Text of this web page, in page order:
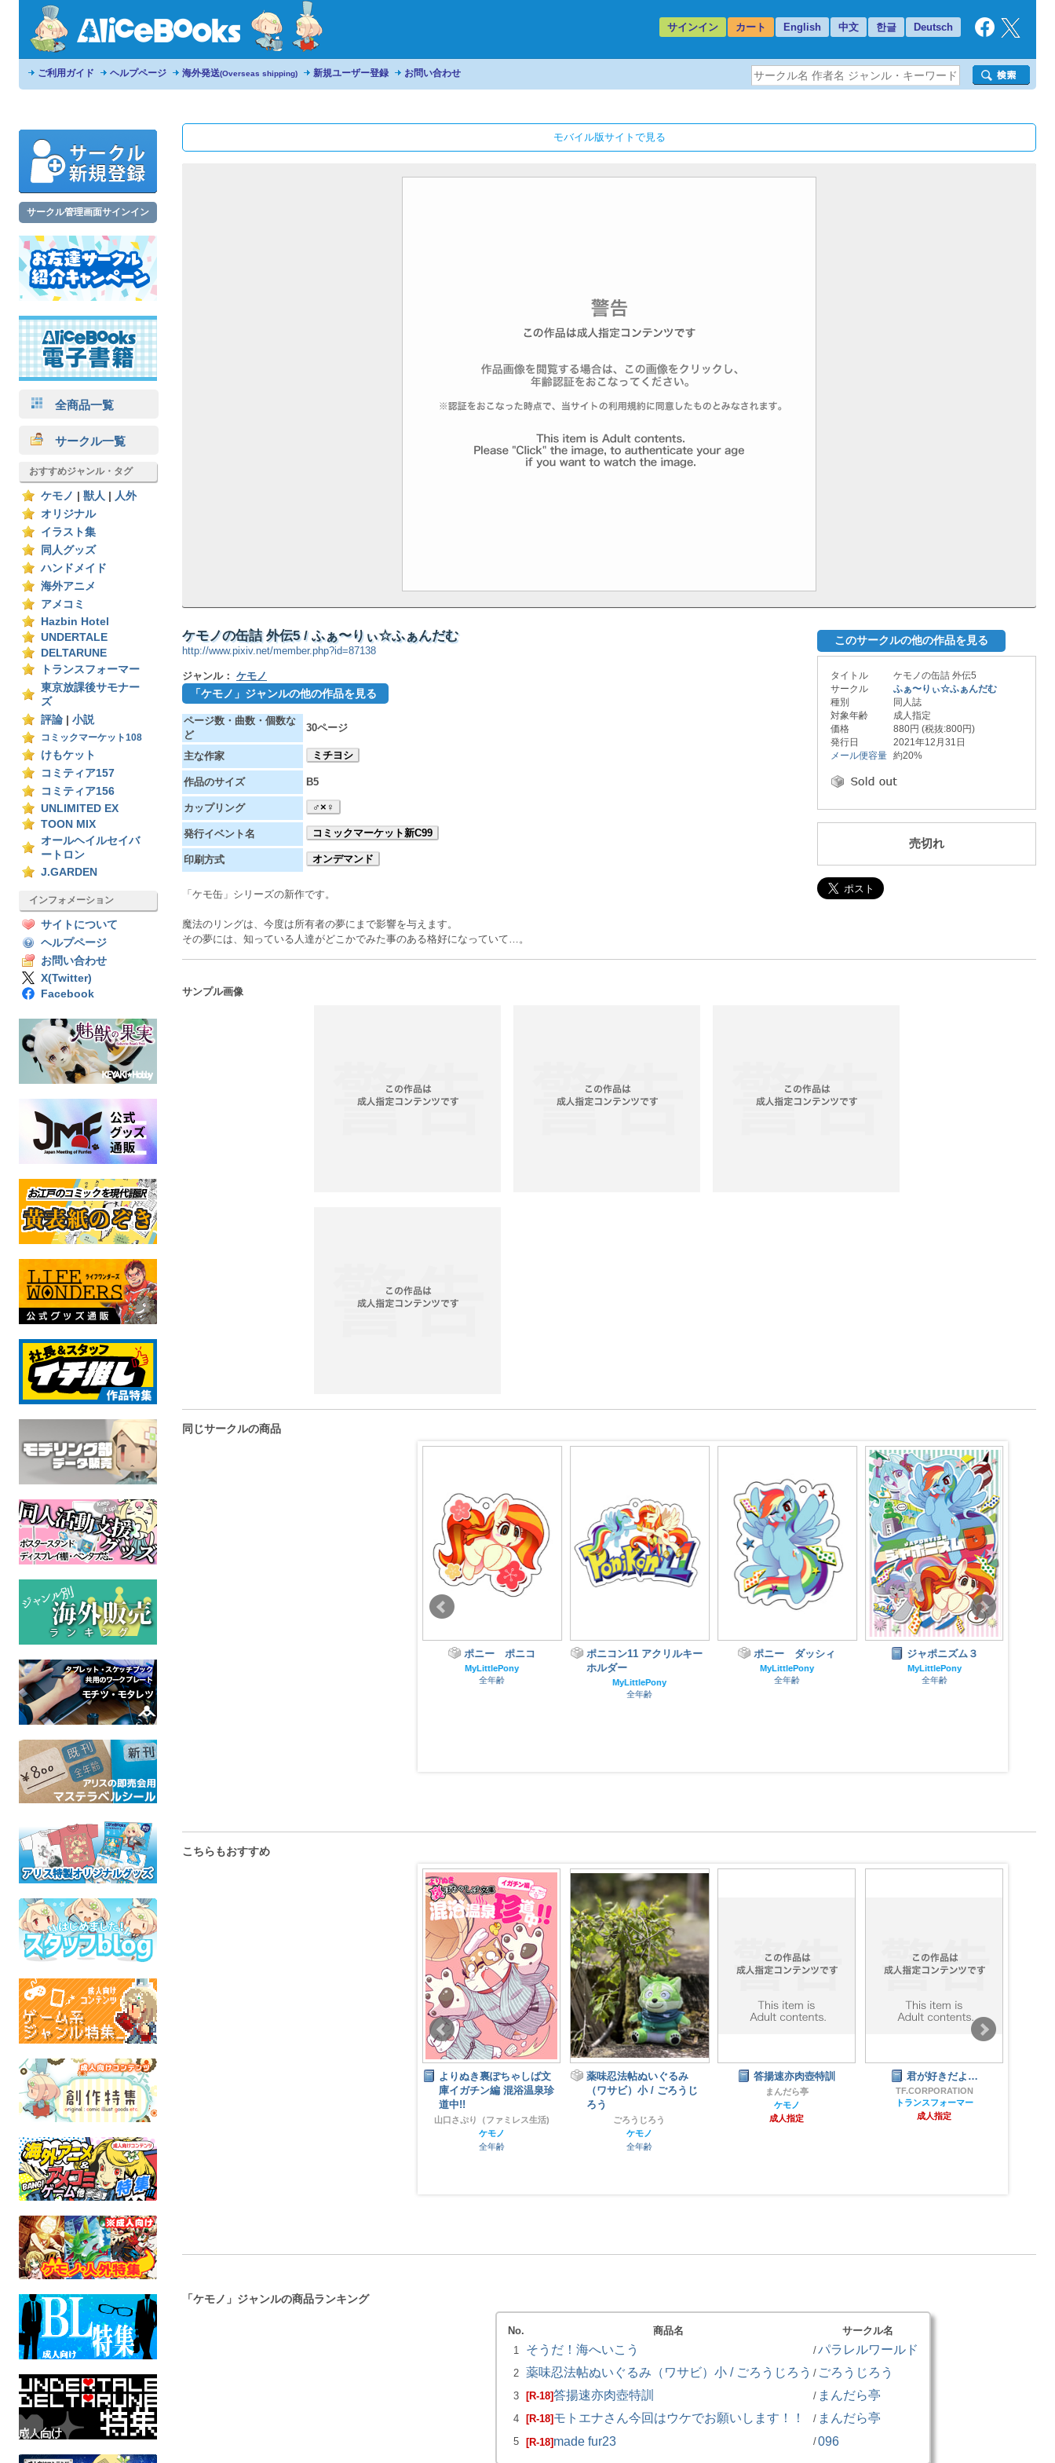
サインイン カート English 中文 한글 Deutsch
ご利用ガイド ヘルプページ 海外発送(Overseas shipping) 新規ユーザー登録 お問い合わせ
サークル管理画面サインイン
全商品一覧
サークル一覧
おすすめジャンル・タグ
ケモノ 獣人
人外
オリジナル
イラスト集
同人グッズ
ハンドメイド
海外アニメ
アメコミ
Hazbin Hotel
UNDERTALE
DELTARUNE
トランスフォーマー
東京放課後サモナー
ズ
評論
小説
コミックマーケット108
けもケット
コミティア157
コミティア156
UNLIMITED EX
TOON MIX
オールヘイルセイバ
ートロン
J.GARDEN
インフォメーション
サイトについて
ヘルプページ
お問い合わせ
X(Twitter)
Facebook
モバイル版サイトで見る
ケモノの缶詰 外伝5 / ふぁ〜りぃ☆ふぁんだむ
http://www.pixiv.net/member.php?id=87138
ジャンル： ケモノ
「ケモノ」ジャンルの他の作品を見る
ページ数・曲数・個数な
ど
30ページ
主な作家 ミチヨシ
作品のサイズ B5
カップリング ♂×♀
発行イベント名 コミックマーケット新C99
印刷方式 オンデマンド
「ケモ缶」シリーズの新作です。
魔法のリングは、今度は所有者の夢にまで影響を与えます。
その夢には、知っている人達がどこかでみた事のある格好になっていて…。
このサークルの他の作品を見る
タイトル
ケモノの缶詰 外伝5
サークル
ふぁ〜りぃ☆ふぁんだむ
種別
同人誌
対象年齢
成人指定
価格
880円 (税抜:800円)
発行日
2021年12月31日
メール便容量 約20%
売切れ
サンプル画像
同じサークルの商品
MyLittlePony
全年齢
ポニー ポニコ
MyLittlePony
全年齢
ポニコン11 アクリルキー
ホルダー
MyLittlePony
全年齢
ポニー ダッシィ
MyLittlePony
全年齢
ジャポニズム３
MyLittlePony
全年齢
こちらもおすすめ
開ケツ！穴巡り
娯狸夢中
魂これ
成人指定
陰陽師インザ令安郷まる
ごとスペシャル
よりぬき裏ぽちゃしば文
庫イガチン編 混浴温泉珍
道中!!
山口さぷり（ファミレス生活)
ケモノ
全年齢
薬味忍法帖ぬいぐるみ
（ワサビ）小 / ごろうじ
ろう
ごろうじろう
ケモノ
全年齢
答揚速亦肉壺特訓
まんだら亭
ケモノ
成人指定
君が好きだよ…
TF.CORPORATION
トランスフォーマー
成人指定
「ケモノ」ジャンルの商品ランキング
No. 商品名
サークル名
1
そうだ！海へいこう /パラレルワールド
2 薬味忍法帖ぬいぐるみ（ワサビ）小 / ごろうじろう / ごろうじろう
3 [R-18]答揚速亦肉壺特訓 / まんだら亭
4 [R-18]モトエナさん今回はウケでお願いします！！ / まんだら亭
5 [R-18]made fur23 /096